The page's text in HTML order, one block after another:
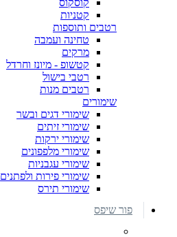
קוסקוס
קטניות
רטבים ותוספות
טחינה ועמבה
מרקים
קטשופ - מיונז וחרדל
רטבי בישול
רטבים מנות
שימורים
שימורי דגים ובשר
שימורי זיתים
שימורי ירקות
שימורי מלפפונים
שימורי עגבניות
שימורי פירות ולפתנים
שימורי תירס
פור שיפס